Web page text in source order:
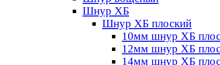
Шнур ХБ
Шнур ХБ плоский
10мм шнур ХБ
12мм шнур ХБ
14мм шнур ХБ